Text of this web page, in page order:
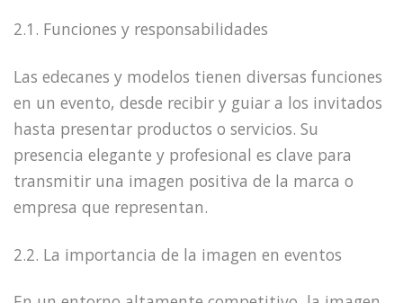
2.1. Funciones y responsabilidades
Las edecanes y modelos tienen diversas funciones
en un evento, desde recibir y guiar a los invitados
hasta presentar productos o servicios. Su
presencia elegante y profesional es clave para
transmitir una imagen positiva de la marca o
empresa que representan.
2.2. La importancia de la imagen en eventos